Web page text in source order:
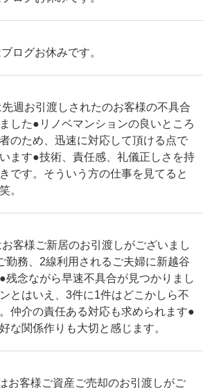
ログお休みです。
先週お引渡しされたのお客様の不具合
した●リノベマンションの良いところ
のため、迅速に対応して頂ける点で
ます●技術、責任感、礼儀正しさを持
です。そういう方の仕事を見てると
。
お客様ご新居のお引渡しがございまし
勤務、2線利用されるご夫婦に新越谷
残念ながら早速不具合が見つかりまし
とはいえ、3件に1件はどこかしら不
仲介の責任ある対応も求められます●
な関係作りも大切と感じます。
お客様ご資産ご売却のお引渡しがご